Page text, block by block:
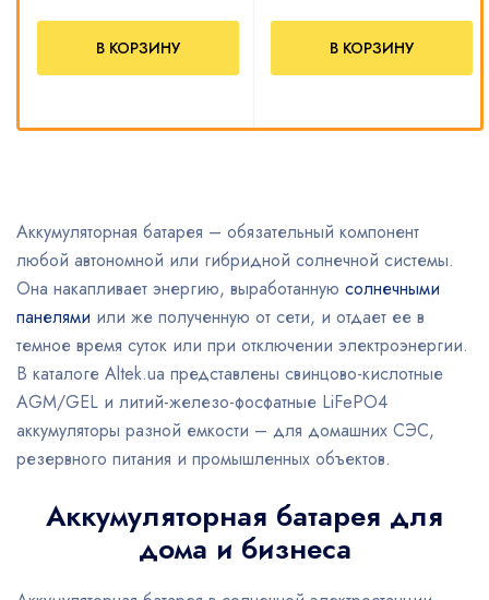
Аккумуляторная батарея – обязательный компонент
любой автономной или гибридной солнечной системы.
Она накапливает энергию, выработанную солнечными
панелями или же полученную от сети, и отдает ее в
темное время суток или при отключении электроэнергии.
В каталоге Altek.ua представлены свинцово-кислотные
AGM/GEL и литий-железо-фосфатные LiFePO4
аккумуляторы разной емкости – для домашних СЭС,
резервного питания и промышленных объектов.
Аккумуляторная батарея для
дома и бизнеса
В КОРЗИНУ В КОРЗИНУ